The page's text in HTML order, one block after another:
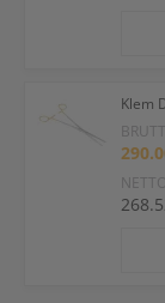
Klem
NETTO